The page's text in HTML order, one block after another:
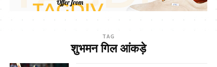
TAG
शुभमन गिल आंकड़े